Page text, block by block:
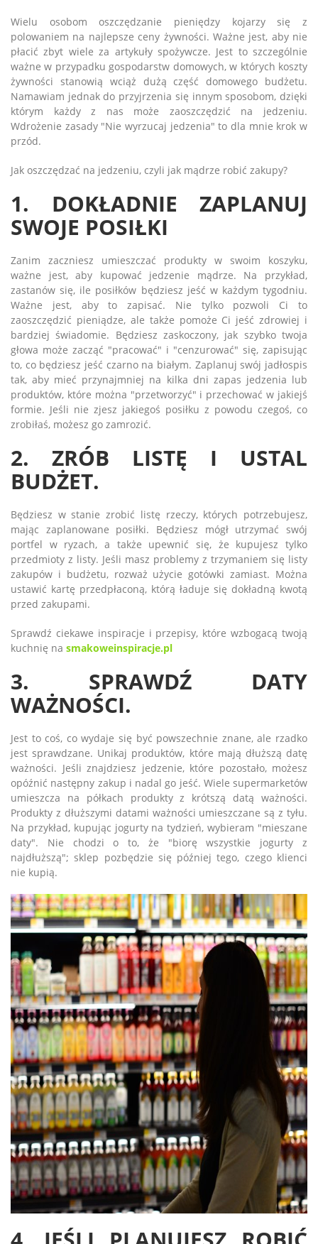
Wielu osobom oszczędzanie pieniędzy kojarzy się z
polowaniem na najlepsze ceny żywności. Ważne jest, aby nie
płacić zbyt wiele za artykuły spożywcze. Jest to szczególnie
ważne w przypadku gospodarstw domowych, w których koszty
żywności stanowią wciąż dużą część domowego budżetu.
Namawiam jednak do przyjrzenia się innym sposobom, dzięki
którym każdy z nas może zaoszczędzić na jedzeniu.
Wdrożenie zasady "Nie wyrzucaj jedzenia" to dla mnie krok w
przód.
Jak oszczędzać na jedzeniu, czyli jak mądrze robić zakupy?
1. DOKŁADNIE ZAPLANUJ
SWOJE POSIŁKI
Zanim zaczniesz umieszczać produkty w swoim koszyku,
ważne jest, aby kupować jedzenie mądrze. Na przykład,
zastanów się, ile posiłków będziesz jeść w każdym tygodniu.
Ważne jest, aby to zapisać. Nie tylko pozwoli Ci to
zaoszczędzić pieniądze, ale także pomoże Ci jeść zdrowiej i
bardziej świadomie. Będziesz zaskoczony, jak szybko twoja
głowa może zacząć "pracować" i "cenzurować" się, zapisując
to, co będziesz jeść czarno na białym. Zaplanuj swój jadłospis
tak, aby mieć przynajmniej na kilka dni zapas jedzenia lub
produktów, które można "przetworzyć" i przechować w jakiejś
formie. Jeśli nie zjesz jakiegoś posiłku z powodu czegoś, co
zrobiłaś, możesz go zamrozić.
2. ZRÓB LISTĘ I USTAL
BUDŻET.
Będziesz w stanie zrobić listę rzeczy, których potrzebujesz,
mając zaplanowane posiłki. Będziesz mógł utrzymać swój
portfel w ryzach, a także upewnić się, że kupujesz tylko
przedmioty z listy. Jeśli masz problemy z trzymaniem się listy
zakupów i budżetu, rozważ użycie gotówki zamiast. Można
ustawić kartę przedpłaconą, którą ładuje się dokładną kwotą
przed zakupami.
Sprawdź ciekawe inspiracje i przepisy, które wzbogacą twoją
kuchnię na smakoweinspiracje.pl
3. SPRAWDŹ DATY
WAŻNOŚCI.
Jest to coś, co wydaje się być powszechnie znane, ale rzadko
jest sprawdzane. Unikaj produktów, które mają dłuższą datę
ważności. Jeśli znajdziesz jedzenie, które pozostało, możesz
opóźnić następny zakup i nadal go jeść. Wiele supermarketów
umieszcza na półkach produkty z krótszą datą ważności.
Produkty z dłuższymi datami ważności umieszczane są z tyłu.
Na przykład, kupując jogurty na tydzień, wybieram "mieszane
daty". Nie chodzi o to, że "biorę wszystkie jogurty z
najdłuższą"; sklep pozbędzie się później tego, czego klienci
nie kupią.